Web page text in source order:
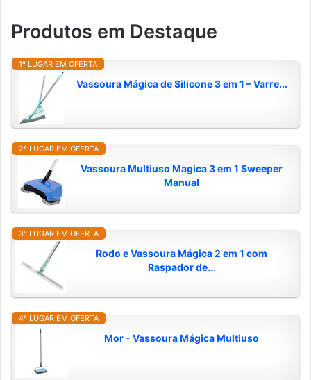
Produtos em Destaque
1º LUGAR EM OFERTA
Vassoura Mágica de Silicone 3 em 1 – Varre...
2º LUGAR EM OFERTA
Vassoura Multiuso Magica 3 em 1 Sweeper
Manual
3º LUGAR EM OFERTA
Rodo e Vassoura Mágica 2 em 1 com
Raspador de...
4º LUGAR EM OFERTA
Mor - Vassoura Mágica Multiuso